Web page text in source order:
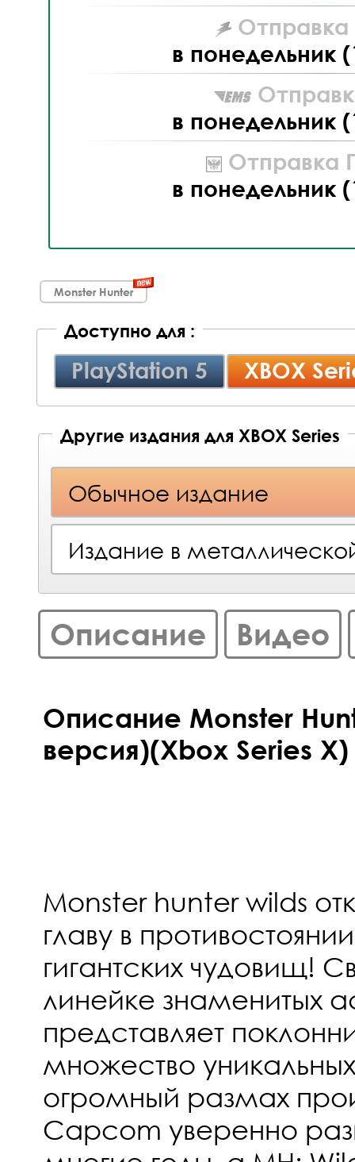
Отправка
в понедельник
в понедельник
Отправка
в понедельник
Monster Hunter
Доступно для :
PlayStation 5 XBOX
Другие издания для XBOX Series
Обычное издание
Издание в
Описание Видео
Описание Monster
версия)(Xbox Series X)
Monster hunter wilds
главу в
гигантских чудовищ!
линейке знаменитых
представляет
множество
огромный размах
Capcom уверенно